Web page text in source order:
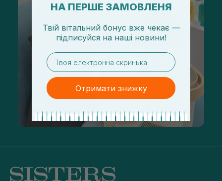
НА ПЕРШЕ ЗАМОВЛЕНЯ
Твій вітальний бонус вже чекає —
підписуйся на наші новини!
email
Отримати знижку